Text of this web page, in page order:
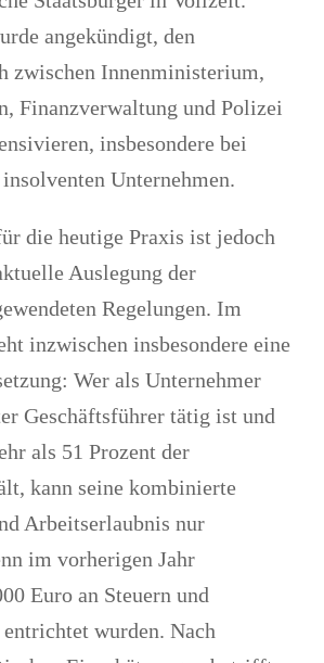
angekündigt, den
zwischen Innenministerium,
Finanzverwaltung und Polizei
insbesondere bei
Unternehmen.
die heutige Praxis ist jedoch
Auslegung der
Regelungen. Im
inzwischen insbesondere eine
Wer als Unternehmer
Geschäftsführer tätig ist und
als 51 Prozent der
kann seine kombinierte
Arbeitserlaubnis nur
im vorherigen Jahr
Euro an Steuern und
entrichtet wurden. Nach